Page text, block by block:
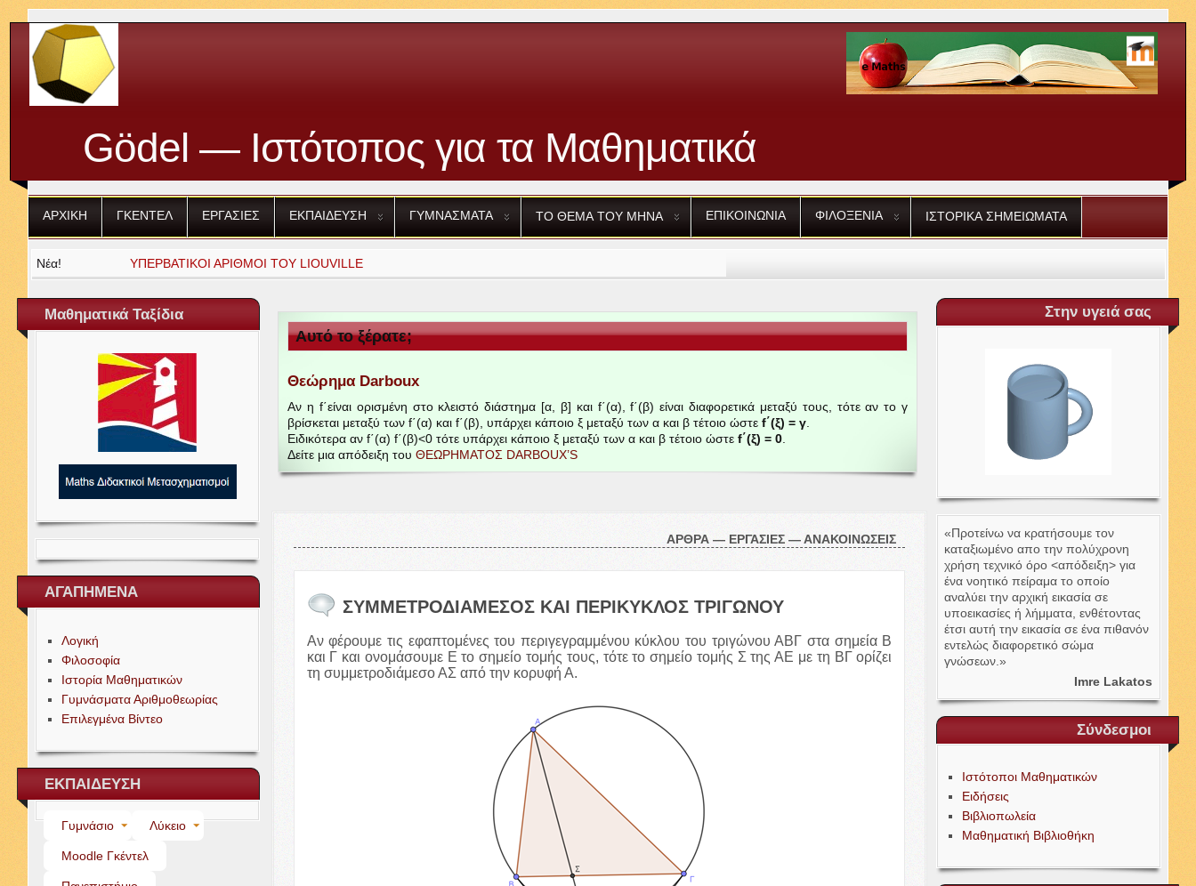
Gödel — Ιστότοπος για τα Μαθηματικά
ΑΡΧΙΚΗ ΓΚΕΝΤΕΛ ΕΡΓΑΣΙΕΣ ΕΚΠΑΙΔΕΥΣΗ ΓΥΜΝΑΣΜΑΤΑ ΤΟ ΘΕΜΑ ΤΟΥ ΜΗΝΑ ΕΠΙΚΟΙΝΩΝΙΑ ΦΙΛΟΞΕΝΙΑ ΙΣΤΟΡΙΚΑ ΣΗΜΕΙΩΜΑΤΑ
Νέα! ΥΠΕΡΒΑΤΙΚΟΙ ΑΡΙΘΜΟΙ ΤΟΥ LIOU­VILLE
Μαθηματικά Ταξίδια
ΑΓΑΠΗΜΕΝΑ
Λογική
Φιλοσοφία
Ιστορία Μαθηματικών
Γυμνάσματα Αριθμοθεωρίας
Επιλεγμένα Βίντεο
ΕΚΠΑΙΔΕΥΣΗ
Γυμνάσιο Λύκειο
Moo­dle Γκέντελ
Αυτό το ξέρατε;
Θεώρημα Dar­boux
Αν η f΄είναι ορισμένη στο κλειστό διάστημα [α, β] και f΄(α), f΄(β) είναι διαφορετικά μεταξύ τους, τότε αν το γ
βρίσκεται μεταξύ των f΄(α) και f΄(β), υπάρχει κάποιο ξ μεταξύ των α και β τέτοιο ώστεf΄(ξ) = γ
Ειδικότερα αν f΄(α) f΄(β)<0 τότε υπάρχει κάποιο ξ μεταξύ των α και β τέτοιο ώστεf΄(ξ) =0
Δείτε μια απόδειξη τουΘΕΩΡΗΜΑΤΟΣ DARBOUX’S
ΑΡΘΡΑ — ΕΡΓΑΣΙΕΣ —ΑΝΑΚΟΙΝΩΣΕΙΣ
ΣΥΜΜΕΤΡΟΔΙΑΜΕΣΟΣ ΚΑΙ ΠΕΡΙΚΥΚΛΟΣ ΤΡΙΓΩΝΟΥ
Αν φέρουμε τις εφαπτομένες του περιγεγραμμένου κύκλου του τριγώνουΑΒΓ στα σημεία Β
και Γ και ονομάσουμε Ε το σημείο τομής τους, τότε το σημείο τομής Σ τηςΑΕ με τη ΒΓορίζει
τη συμμετροδιάμεσοΑΣ από την κορυφή Α.
Στην υγειά σας
«Προτείνω να κρατήσουμε τον
καταξιωμένο απο την πολύχρονη
χρήση τεχνικό όρο <απόδειξη> για
ένα νοητικό πείραμα το οποίο
αναλύει την αρχική εικασία σε
υποεικασίες ή λήμματα, ενθέτοντας
έτσι αυτή την εικασία σε ένα πιθανόν
εντελώς διαφορετικό σώμα
γνώσεων.»
Imre Lakatos
Σύνδεσμοι
Ιστότοποι Μαθηματικών
Ειδήσεις
Βιβλιοπωλεία
Μαθηματική Βιβλιοθήκη